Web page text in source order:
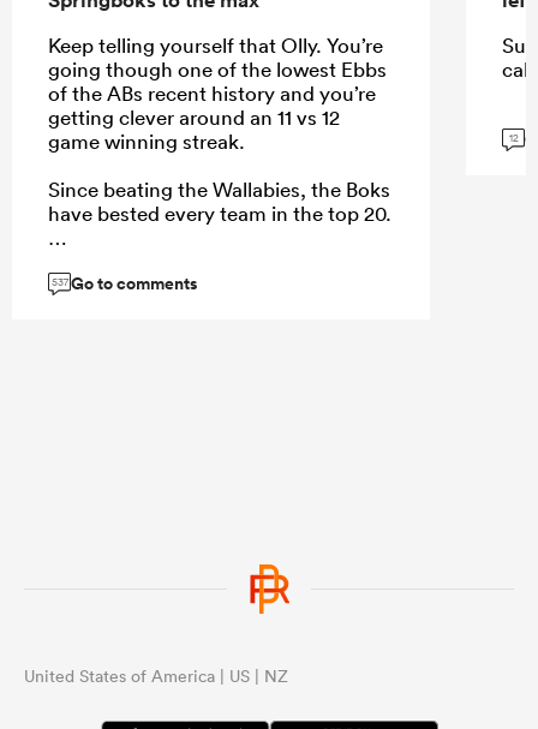
Keep telling yourself that Olly. You’re
going though one of the lowest Ebbs
of the ABs recent history and you’re
getting clever around an 11 vs 12
game winning streak.
Since beating the Wallabies, the Boks
have bested every team in the top 20.
537Go to comments
12
United States of America | US | NZ